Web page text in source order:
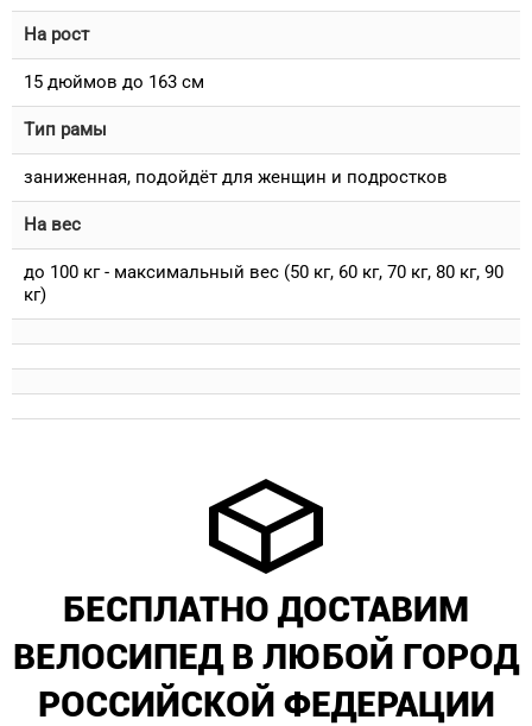
На рост
15 дюймов до 163 см
Тип рамы
заниженная, подойдёт для женщин и подростков
На вес
до 100 кг - максимальный вес (50 кг, 60 кг, 70 кг, 80 кг, 90
кг)
БЕСПЛАТНО ДОСТАВИМ
ВЕЛОСИПЕД В ЛЮБОЙ ГОРОД
РОССИЙСКОЙ ФЕДЕРАЦИИ